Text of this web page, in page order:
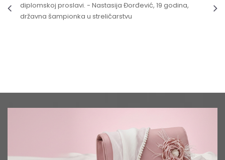
diplomskoj proslavi. - Nastasija Đorđević, 19 godina,
državna šampionka u streličarstvu